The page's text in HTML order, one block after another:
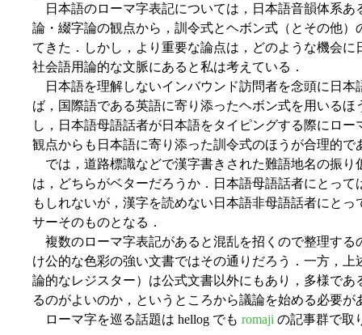
日本語のローマ字表記については，日本語音韻体系あ
論・綴字論の観点から，訓令式とヘボン式（とその他
てきた．しかし，より重要な論点は，どのような機会
社会語用論的な文脈にあると私は考えている．
日本語を理解しないインバウンド訪問者を念頭に日本
ば，国際語である英語に寄り添ったヘボン式を用いる
し，日本語母語話者が日本語をタイピングする際にロ
観点からも日本語に寄り添った訓令式のほうが合理的で
では，道路標識などで漢字書きされた難語地名の振り
は，どちらがベターだろうか．日本語母語話者にとっ
もしれないが，漢字を読めない日本語非母語話者にと
サーそのものとなる．
複数のローマ字表記があると混乱を招くので整理する
け公的な色彩の強い文書ではその通りだろう．一方，
論的なレジスター）は公式文書以外にもあり，多様で
るのがよいのか，というところから議論を始める必要が
ローマ字を巡る話題は hellog でも romaji の記事群で取